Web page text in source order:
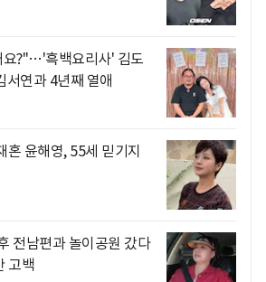
요?"…'흑백요리사' 김도
서연과 4년째 열애
윤해영, 55세 믿기지
전남편과 놀이공원 갔다
고백